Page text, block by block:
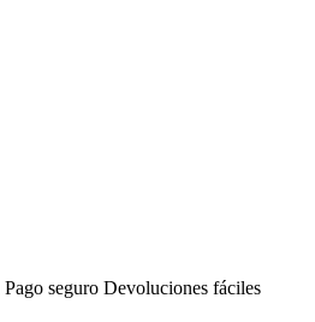
Pago seguro Devoluciones fáciles